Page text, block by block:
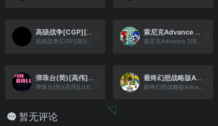
高级战争[CGP][简](US)(36.54Mb)
高级战争[CGP][简](US)(36.54Mb)
索尼克Advance 3[Rom的传人](简)(JP)(128Mb)
索尼克Advance 3[Rom的传人](简)(JP)(128Mb)
弹珠台(简)[高伟](JU)[TAB](0.18Mb)
弹珠台(简)[高伟](JU)[TAB](0.18Mb)
最终幻想战略版Advance[熊组](大字体)(简)(JP)(79.05Mb)
最终幻想战略版Advance[熊组](大字体)(简)(JP)(79.05Mb)
暂无评论